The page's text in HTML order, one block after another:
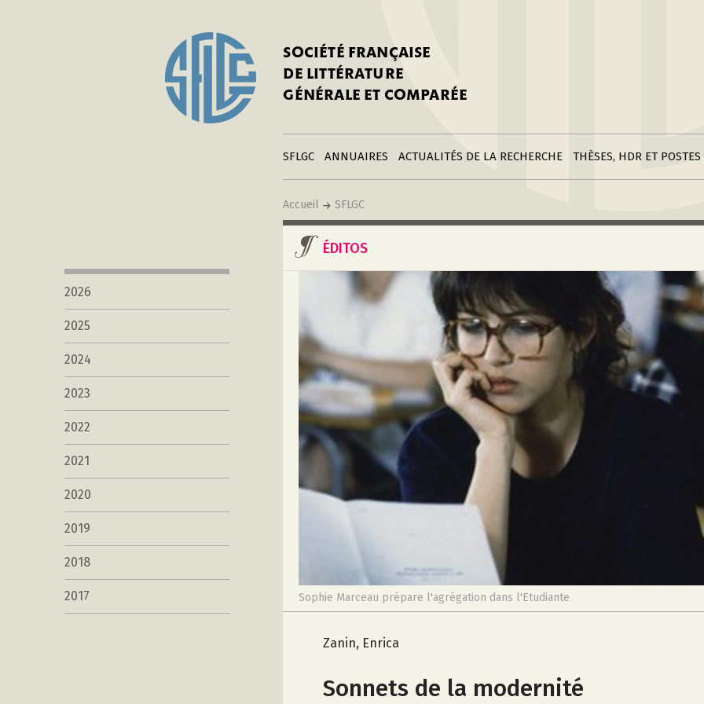
SOCIÉTÉ FRANÇAISE
DE LITTÉRATURE
GÉNÉRALE ET COMPARÉE
SFLGC
Adhérer à la SFLGC
Publier sur ce site
LiensANNUAIRES
Créer une fiche
annuaire
Modifier sa fiche
annuaire
Créer une fiche
institutionACTUALITÉS DE LA RECHERCHE
Divers
Soumettre une
annonce
THÈSES, HDR ET POSTES
Postes
Accueil SFLGC
2026
2025
2024
2023
2022
2021
2020
2019
2018
2017
ÉDITOS
Sophie Marceau prépare l'agrégation dans l'Etudiante
Zanin, Enrica
Sonnets de la modernité